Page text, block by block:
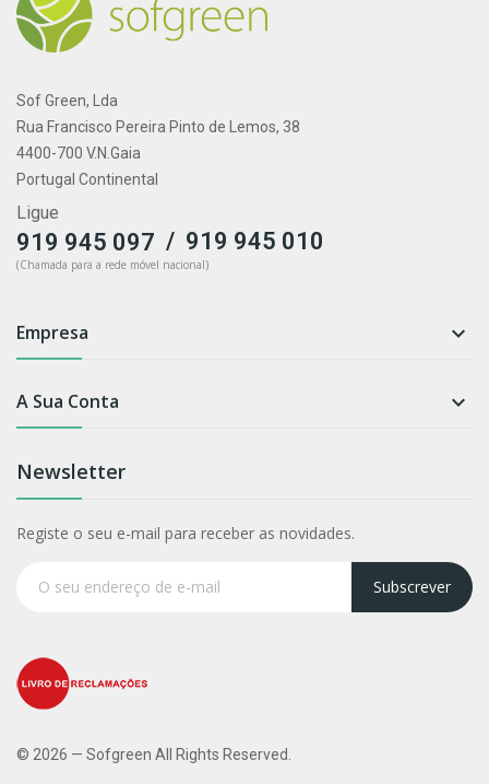
Sof Green, Lda
Rua Francisco Pereira Pinto de Lemos, 38
4400-700 V.N.Gaia
Portugal Continental
Ligue
919 945 097 / 919 945 010
(Chamada para a rede móvel nacional)
Empresa 
A Sua Conta 
Newsletter
Registe o seu e-mail para receber as novidades.
Subscrever
© 2026 — Sofgreen All Rights Reserved.